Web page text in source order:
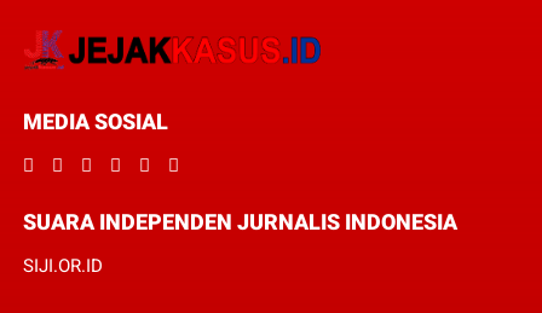
MEDIA SOSIAL
SUARA INDEPENDEN JURNALIS INDONESIA
SIJI.OR.ID